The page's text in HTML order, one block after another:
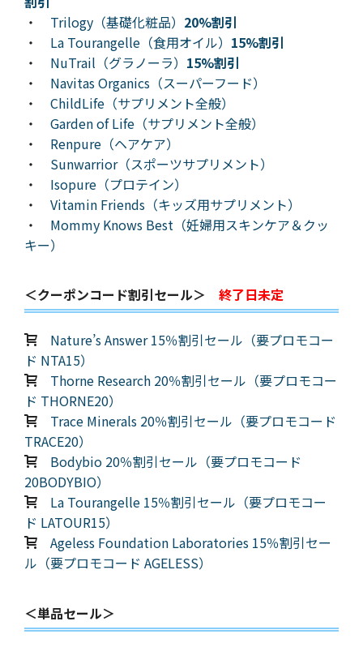
・ Trilogy（基礎化粧品） 20%割引
・ La Tourangelle（食用オイル） 15%割引
・ NuTrail（グラノーラ） 15%割引
・ Navitas Organics（スーパーフード）
・ ChildLife（サプリメント全般）
・ Garden of Life（サプリメント全般）
・ Renpure（ヘアケア）
・ Sunwarrior（スポーツサプリメント）
・ Isopure（プロテイン）
・ Vitamin Friends（キッズ用サプリメント）
・ Mommy Knows Best（妊婦用スキンケア＆クッ
キー）
＜クーポンコード割引セール＞ 終了日未定
Nature’s Answer 15％割引セール（要プロモコー
ド NTA15）
Thorne Research 20％割引セール（要プロモコー
ド THORNE20）
Trace Minerals 20％割引セール（要プロモコード
TRACE20）
Bodybio 20％割引セール（要プロモコード
20BODYBIO）
La Tourangelle 15％割引セール（要プロモコー
ド LATOUR15）
Ageless Foundation Laboratories 15％割引セー
ル（要プロモコード AGELESS）
＜単品セール＞